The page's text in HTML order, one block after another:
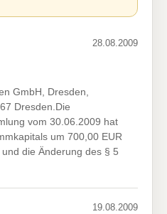
28.08.2009
GmbH, Dresden,
Dresden.Die
vom 30.06.2009 hat
um 700,00 EUR
die Änderung des § 5
19.08.2009